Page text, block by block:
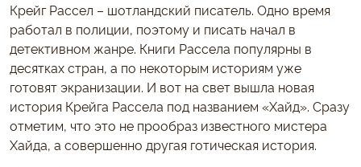
Крейг Рассел – шотландский писатель. Одно время
работал в полиции, поэтому и писать начал в
детективном жанре. Книги Рассела популярны в
десятках стран, а по некоторым историям уже
готовят экранизации. И вот на свет вышла новая
история Крейга Рассела под названием «Хайд». Сразу
отметим, что это не прообраз известного мистера
Хайда, а совершенно другая готическая история.